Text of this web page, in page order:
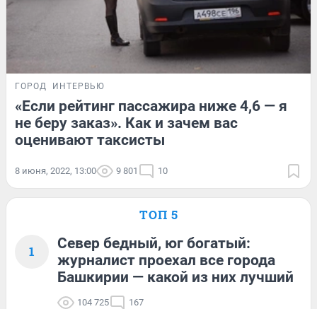
ГОРОД ИНТЕРВЬЮ
«Если рейтинг пассажира ниже 4,6 — я
не беру заказ». Как и зачем вас
оценивают таксисты
8 июня, 2022, 13:00 9 801 10
ТОП 5
1
Север бедный, юг богатый:
журналист проехал все города
Башкирии — какой из них лучший
104 725 167